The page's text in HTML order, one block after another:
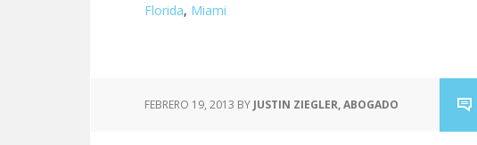
Florida, Miami
FEBRERO 19, 2013 BY JUSTIN ZIEGLER, ABOGADO